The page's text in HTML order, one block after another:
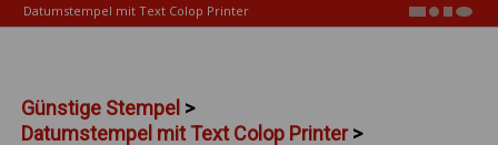
Datumstempel mit Text Colop Printer
Günstige Stempel >
Datumstempel mit Text Colop Printer>